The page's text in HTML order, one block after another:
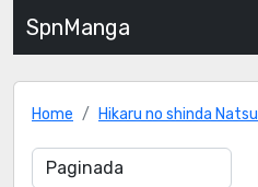
SpnManga
Home Hikaru no shinda Natsu